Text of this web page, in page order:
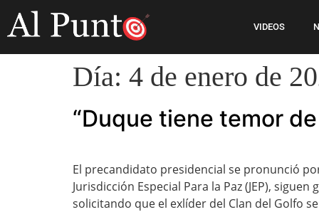
VIDEOS
Día: 4 de enero de
“Duque tiene temor
El precandidato presidencial se pronunció
Jurisdicción Especial Para la Paz (JEP),
solicitando que el exlíder del Clan del Golfo